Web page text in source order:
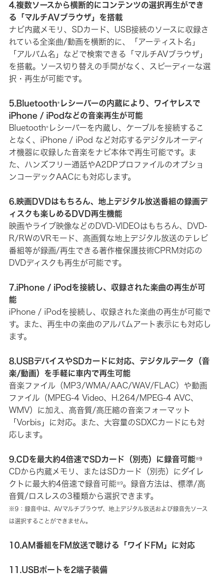
4.複数ソースから横断的にコンテンツの選択再生ができ
る「マルチAVブラウザ」を搭載
ナビ内蔵メモリ、SDカード、USB接続のソースに収録さ
れている全楽曲/動画を横断的に、「アーティスト名」
「アルバム名」などで検索できる「マルチAVブラウザ」
を搭載。ソース切り替えの手間がなく、スピーディーな選
択・再生が可能です。
5.Bluetooth®レシーバーの内蔵により、ワイヤレスで
iPhone / iPodなどの音楽再生が可能
Bluetooth®レシーバーを内蔵し、ケーブルを接続するこ
となく、iPhone / iPod など対応するデジタルオーディ
オ機器に収録した音楽をナビ本体で再生可能です。ま
た、ハンズフリー通話やA2DPプロファイルのオプショ
ンコーデックAACにも対応します。
6.映画DVDはもちろん、地上デジタル放送番組の録画デ
ィスクも楽しめるDVD再生機能
映画やライブ映像などのDVD-VIDEOはもちろん、DVD-
R/RWのVRモード、高画質な地上デジタル放送のテレビ
番組等が録画/再生できる著作権保護技術CPRM対応の
DVDディスクも再生が可能です。
7.iPhone / iPodを接続し、収録された楽曲の再生が可
能
iPhone / iPodを接続し、収録された楽曲の再生が可能で
す。また、再生中の楽曲のアルバムアート表示にも対応し
ます。
8.USBデバイスやSDカードに対応、デジタルデータ（音
楽/動画）を手軽に車内で再生可能
音楽ファイル（MP3/WMA/AAC/WAV/FLAC）や動画
ファイル（MPEG-4 Video、H.264/MPEG-4 AVC、
WMV）に加え、高音質/高圧縮の音楽フォーマット
「Vorbis」に対応。また、大容量のSDXCカードにも対
応します。
9.CDを最大約4倍速でSDカード（別売）に録音可能 ※9
CDから内蔵メモリ、またはSDカード（別売）にダイレ
クトに最大約4倍速で録音可能 ※9。録音方法は、標準/高
音質/ロスレスの3種類から選択できます。
※9：録音中は、AVマルチブラウザ、地上デジタル放送および録音先ソース
は選択することができません。
10.AM番組をFM放送で聴ける「ワイドFM」に対応
11.USBポートを2端子装備